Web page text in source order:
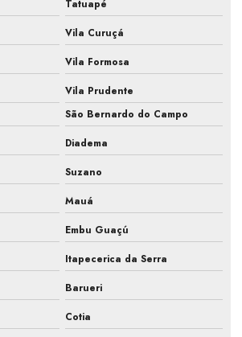
de ar condicionado
de ar condicionado em escritório
de ar condicionado em indústria
de ar condicionado em laboratório
ar condicionado pmoc
de ar condicionado preço
de ar condicionado split
climatização
Tatuapé
Vila Curuçá
Vila Formosa
Vila Prudente
São Bernardo do Campo
Diadema
Suzano
Mauá
Embu Guaçú
Itapecerica da Serra
Barueri
Cotia